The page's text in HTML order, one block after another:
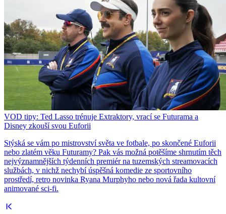
VOD tipy: Ted Lasso trénuje Extraktory, vrací se Futurama a
Disney zkouší svou Euforii
Stýská se vám po mistrovství světa ve fotbale, po skončené Euforii
nebo zlatém věku Futuramy? Pak vás možná potěšíme shrnutím těch
nejvýznamnějších týdenních premiér na tuzemských streamovacích
službách, v nichž nechybí úspěšná komedie ze sportovního
prostředí, retro novinka Ryana Murphyho nebo nová řada kultovní
animované sci-fi.